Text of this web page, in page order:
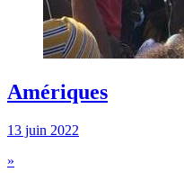
Amériques
13 juin 2022
»